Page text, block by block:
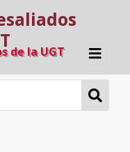
de la UGT